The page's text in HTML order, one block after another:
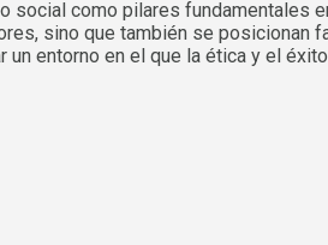
social como pilares fundamentales
sino que también se posicionan
entorno en el que la ética y el